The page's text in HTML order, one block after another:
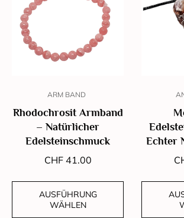
ARM BAND
Rhodochrosit Armband
– Natürlicher
Edelsteinschmuck
CHF41.00
AUSFÜHRUNG
WÄHLEN
Echter